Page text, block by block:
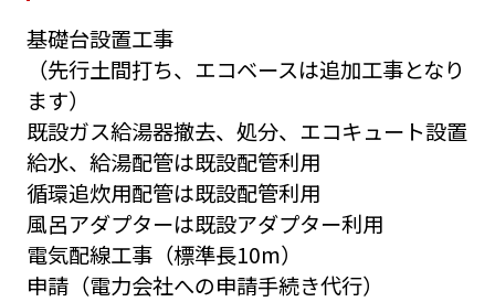
基礎台設置工事
（先行土間打ち、エコベースは追加工事となり
ます）
既設ガス給湯器撤去、処分、エコキュート設置
給水、給湯配管は既設配管利用
循環追炊用配管は既設配管利用
風呂アダプターは既設アダプター利用
電気配線工事（標準長10m）
申請（電力会社への申請手続き代行）